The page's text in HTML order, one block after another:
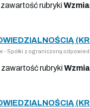
rubryki
- Spółki z ograniczoną
zawartość rubryki